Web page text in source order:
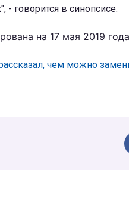
говорится в синопсисе.
на 17 мая 2019
чем можно